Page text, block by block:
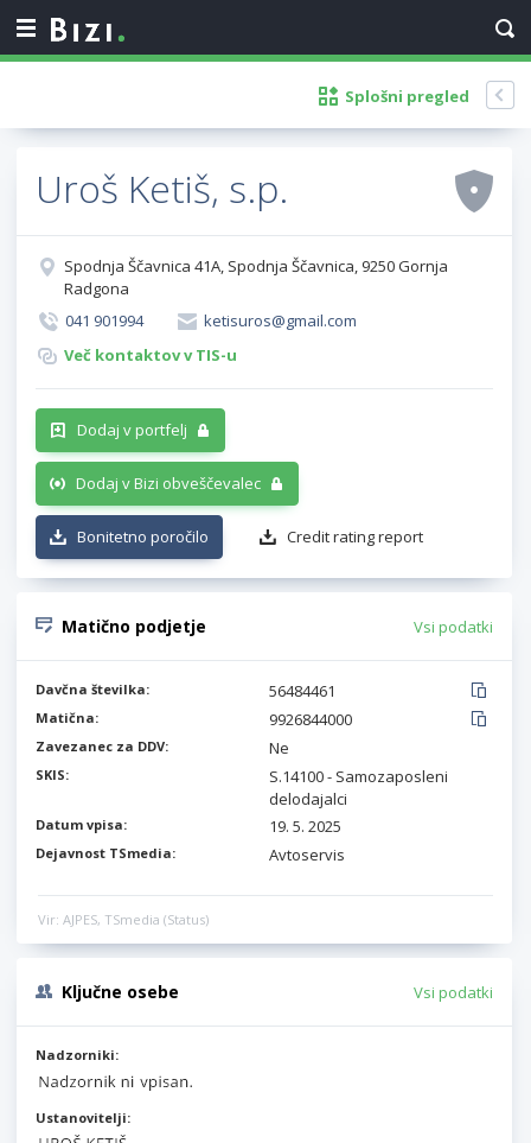
Splošni pregled
Uroš Ketiš, s.p.
Spodnja Ščavnica 41A, Spodnja Ščavnica, 9250 Gornja
Radgona
041 901994
ketisuros@gmail.com
Več kontaktov v TIS-u
Dodaj v portfelj
Dodaj v Bizi obveščevalec
Bonitetno poročilo Credit rating report
Matično podjetje Vsi podatki
Davčna številka: 56484461
Matična: 9926844000
Zavezanec za DDV: Ne
SKIS:
S.14100 - Samozaposleni
delodajalci
Datum vpisa: 19. 5. 2025
Dejavnost TSmedia: Avtoservis
Vir: AJPES, TSmedia (Status)
Ključne osebe Vsi podatki
Nadzorniki:
Ustanovitelji: